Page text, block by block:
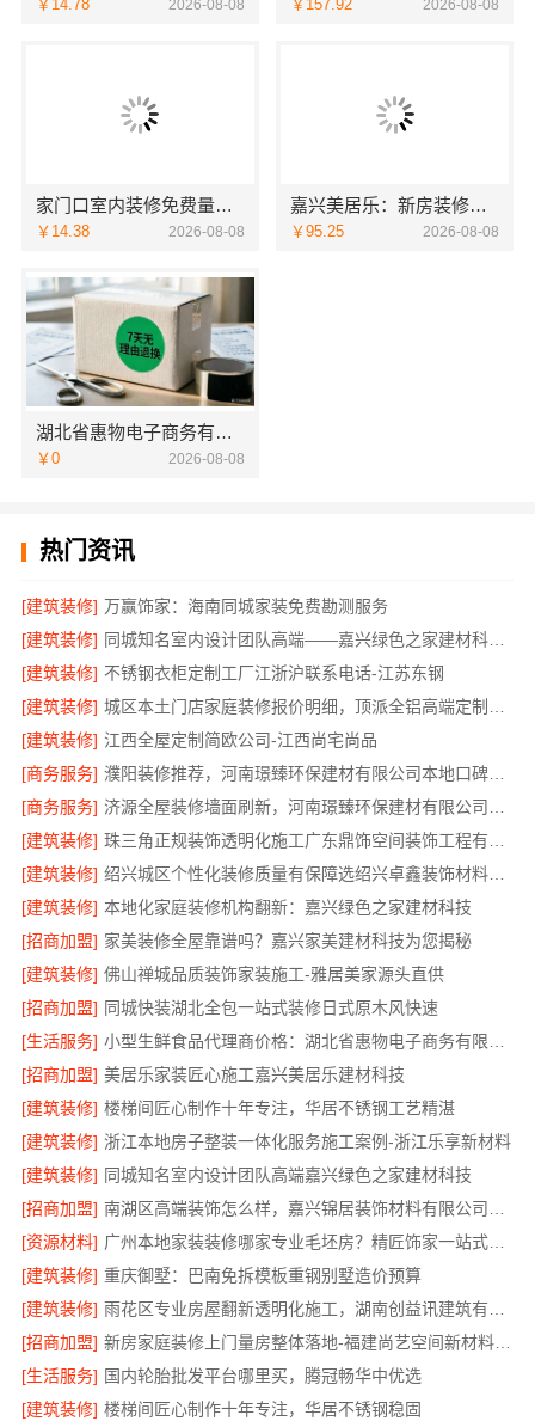
￥14.78 2026-08-08 ￥157.92 2026-08-08
家门口室内装修免费量房，浙江宜美嘉装饰贴心服务
￥14.38 2026-08-08
嘉兴美居乐：新房装修匠心施工收费
￥95.25 2026-08-08
湖北省惠物电子商务有限公司优惠数码家电工具价格
￥0 2026-08-08
热门资讯
[建筑装修] 万赢饰家：海南同城家装免费勘测服务
[建筑装修]
同城知名室内设计团队高端——嘉兴绿色之家建材科技有限公司
[建筑装修] 不锈钢衣柜定制工厂江浙沪联系电话-江苏东钢
[建筑装修]
[建筑装修] 江西全屋定制简欧公司-江西尚宅尚品
[商务服务]
濮阳装修推荐，河南璟臻环保建材有限公司本地口碑保障
[商务服务]
[建筑装修]
[建筑装修]
绍兴城区个性化装修质量有保障选绍兴卓鑫装饰材料有限公司
[建筑装修] 本地化家庭装修机构翻新：嘉兴绿色之家建材科技
[招商加盟] 家美装修全屋靠谱吗？嘉兴家美建材科技为您揭秘
[建筑装修] 佛山禅城品质装饰家装施工-雅居美家源头直供
[招商加盟] 同城快装湖北全包一站式装修日式原木风快速
[生活服务]
[招商加盟] 美居乐家装匠心施工嘉兴美居乐建材科技
[建筑装修] 楼梯间匠心制作十年专注，华居不锈钢工艺精湛
[建筑装修] 浙江本地房子整装一体化服务施工案例-浙江乐享新材料
[建筑装修] 同城知名室内设计团队高端嘉兴绿色之家建材科技
[招商加盟]
[资源材料]
广州本地家装装修哪家专业毛坯房？精匠饰家一站式服务
[建筑装修] 重庆御墅：巴南免拆模板重钢别墅造价预算
[建筑装修]
[招商加盟]
新房家庭装修上门量房整体落地-福建尚艺空间新材料科技有限公司
[生活服务] 国内轮胎批发平台哪里买，腾冠畅华中优选
[建筑装修] 楼梯间匠心制作十年专注，华居不锈钢稳固